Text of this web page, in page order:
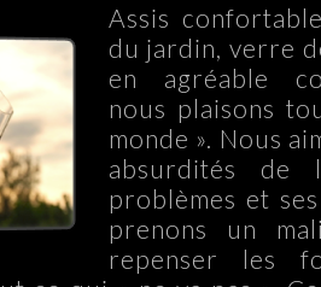
Assis
du jardin, verre
en agréable
nous plaisons
monde ». Nous
absurdités de
problèmes et
prenons un
repenser les